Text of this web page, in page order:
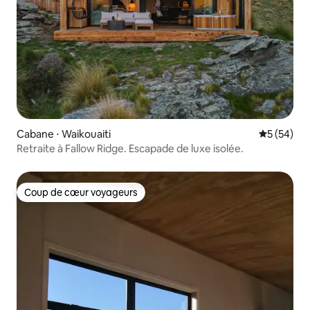
Cabane ⋅ Waikouaiti
5 (54)
Retraite à Fallow Ridge. Escapade de luxe isolée.
Coup de cœur voyageurs
Coup de cœur voyageurs